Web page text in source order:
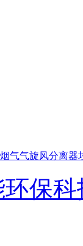
气气旋风分离器
保